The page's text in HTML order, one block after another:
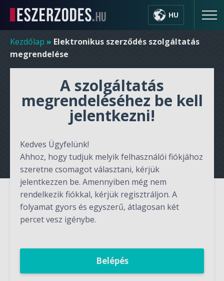
HU
Kezdőlap » Elektronikus szerződés szolgáltatás
megrendelése
A szolgáltatás
megrendeléséhez be kell
jelentkezni!
Kedves Ügyfelünk!
Ahhoz, hogy tudjuk melyik felhasználói fiókjához
szeretne csomagot választani, kérjük
jelentkezzen be. Amennyiben még nem
rendelkezik fiókkal, kérjük regisztráljon. A
folyamat gyors és egyszerű, átlagosan két
percet vesz igénybe.
Belépés